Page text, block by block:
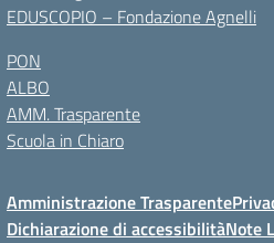
EDUSCOPIO – Fondazione Agnelli
PON
ALBO
AMM. Trasparente
Scuola in Chiaro
Amministrazione Trasparente
Dichiarazione di accessibilitàNote